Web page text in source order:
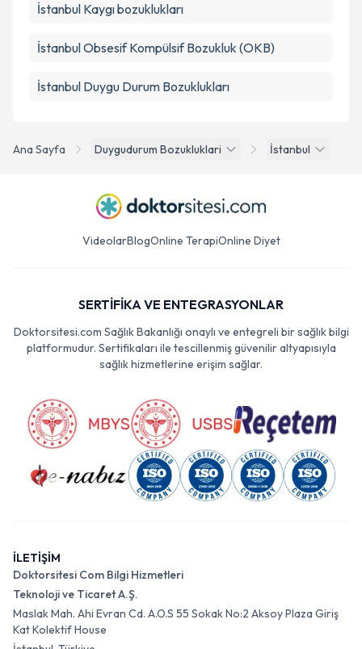
Ana Sayfa Duygudurum Bozukluklari İstanbul
İstanbul Kaygı bozuklukları
İstanbul Obsesif Kompülsif Bozukluk (OKB)
İstanbul Duygu Durum Bozuklukları
Videolar Blog Online Terapi Online Diyet
SERTİFİKA VE ENTEGRASYONLAR
Doktorsitesi.com Sağlık Bakanlığı onaylı ve entegreli bir sağlık bilgi
platformudur. Sertifikaları ile tescillenmiş güvenilir altyapısıyla
sağlık hizmetlerine erişim sağlar.
İLETİŞİM
Doktorsitesi Com Bilgi Hizmetleri
Teknoloji ve Ticaret A.Ş.
Maslak Mah. Ahi Evran Cd. A.O.S 55 Sokak No:2 Aksoy Plaza Giriş
Kat Kolektif House